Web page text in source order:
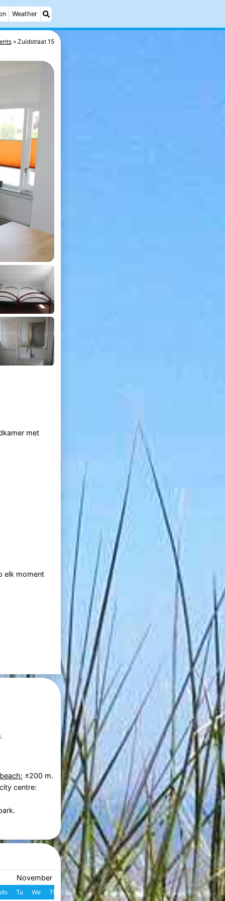
Weather
Zuidstraat 15
met
elk moment
±200 m.
centre:
November 2026
Tu We Th Fr Sa Su
December 2026
W Mo Tu We Th Fr